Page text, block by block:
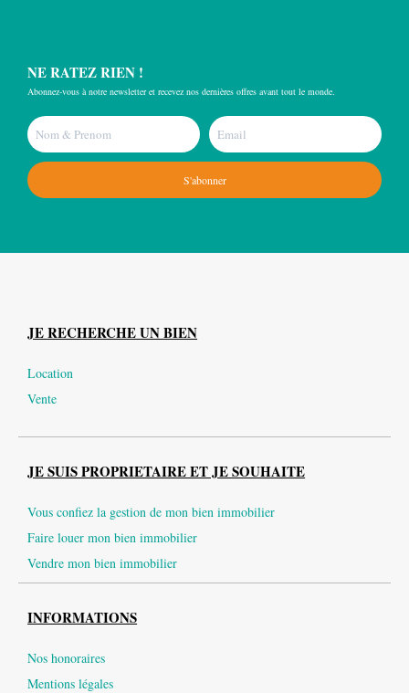
NE RATEZ RIEN !
Abonnez-vous à notre newsletter et recevez nos dernières offres avant tout le monde.
S'abonner
JE RECHERCHE UN BIEN
Location
Vente
JE SUIS PROPRIETAIRE ET JE SOUHAITE
Vous confiez la gestion de mon bien immobilier
Faire louer mon bien immobilier
Vendre mon bien immobilier
INFORMATIONS
Nos honoraires
Mentions légales